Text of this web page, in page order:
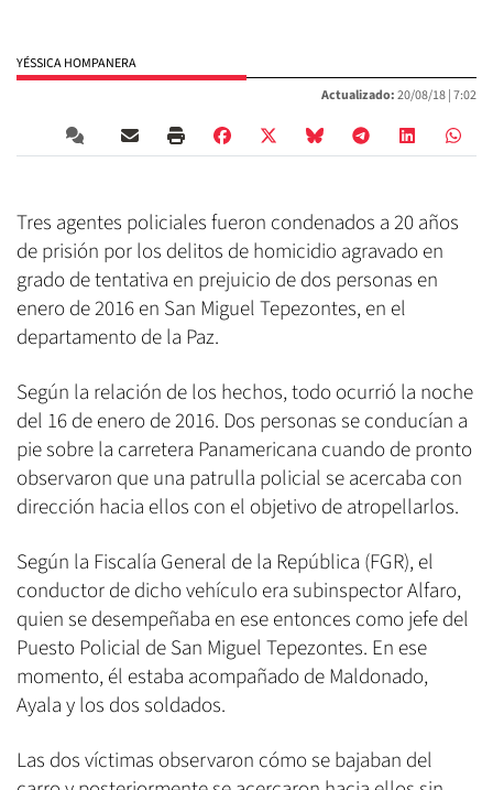
YÉSSICA HOMPANERA
Actualizado:20/08/18 |7:02
Tres agentes policiales fueron condenados a 20 años
de prisión por los delitos de homicidio agravado en
grado de tentativa en prejuicio de dos personas en
enero de 2016 en San Miguel Tepezontes, en el
departamento de la Paz.
Según la relación de los hechos, todo ocurrió la noche
del 16 de enero de 2016. Dos personas se conducían a
pie sobre la carretera Panamericana cuando de pronto
observaron que una patrulla policial se acercaba con
dirección hacia ellos con el objetivo de atropellarlos.
Según la Fiscalía General de la República (FGR), el
conductor de dicho vehículo era subinspector Alfaro,
quien se desempeñaba en ese entonces como jefe del
Puesto Policial de San Miguel Tepezontes. En ese
momento, él estaba acompañado de Maldonado,
Ayala y los dos soldados.
Las dos víctimas observaron cómo se bajaban del